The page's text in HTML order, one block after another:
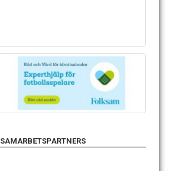
SAMARBETSPARTNERS